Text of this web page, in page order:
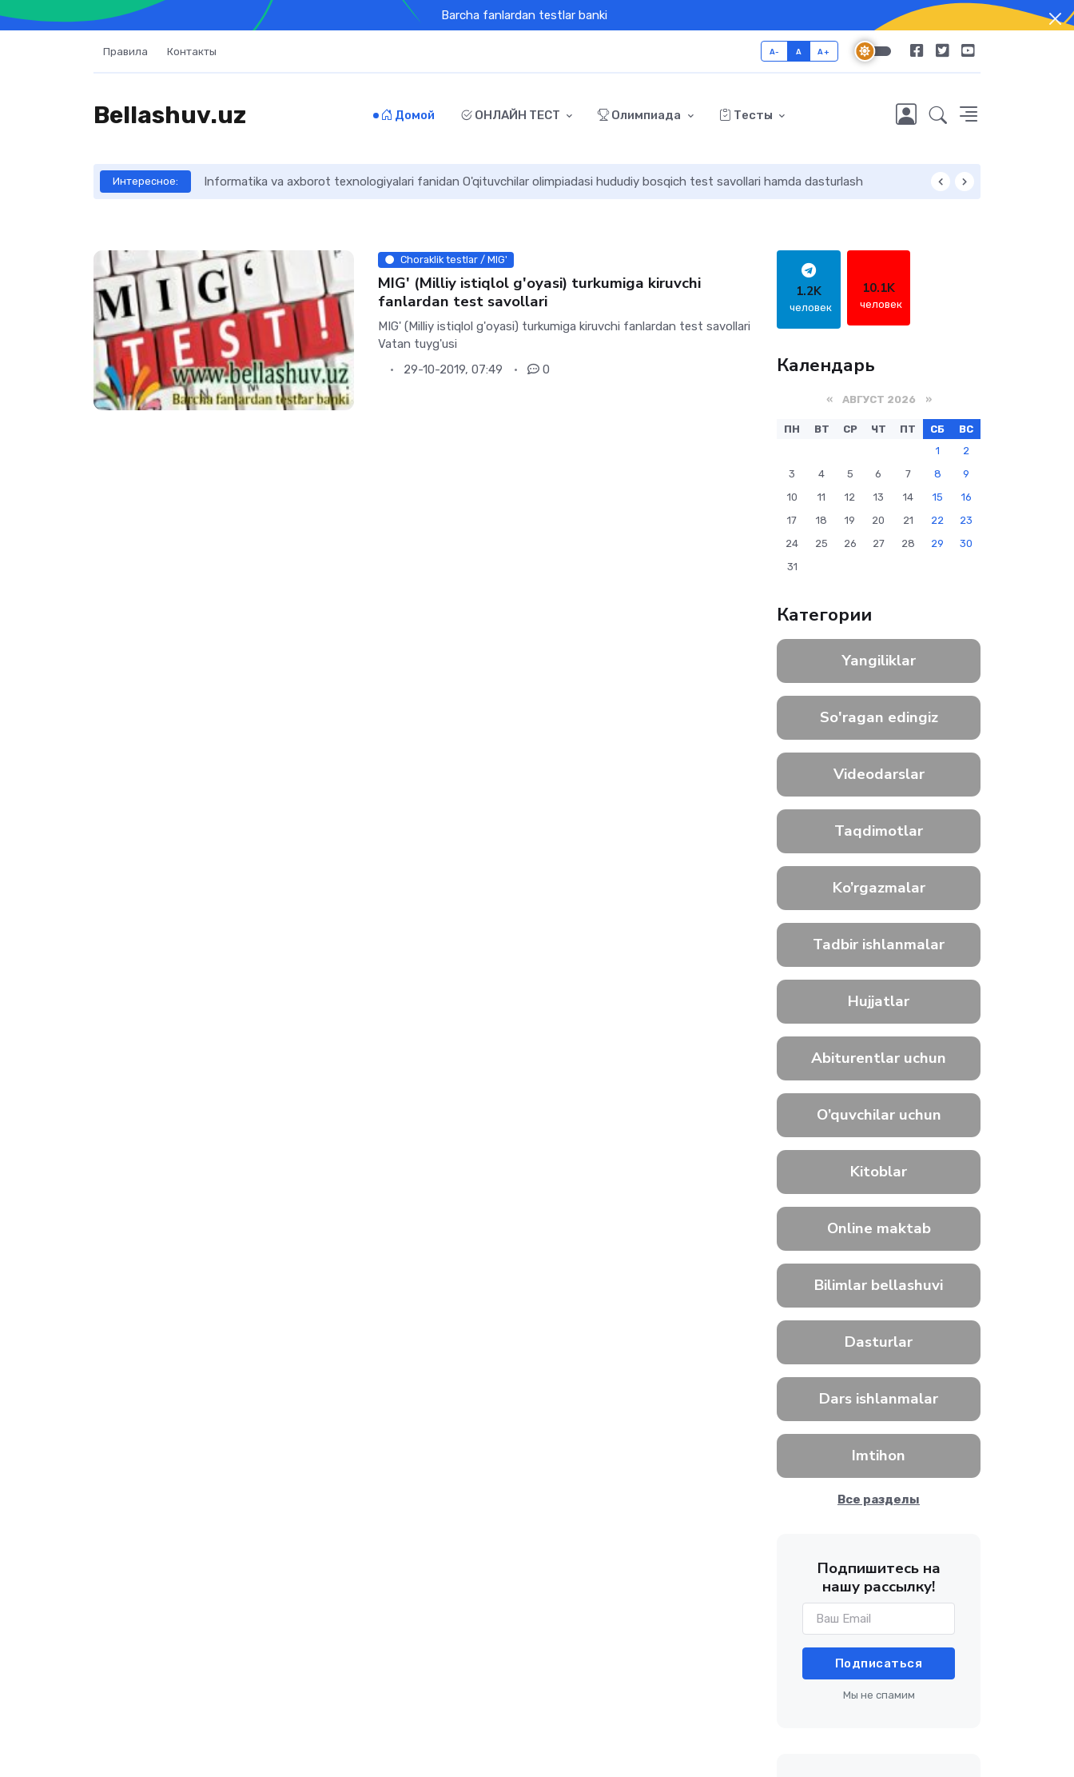
Barcha fanlardan testlar banki
Правила Контакты A- A A+
Bellashuv.uz Домой ОНЛАЙН ТЕСТ Олимпиада Тесты
Интересное: Informatika va axborot texnologiyalari fanidan O'qituvchilar olimpiadasi hududiy bosqich test savollari hamda dasturlash
Choraklik testlar / MIG'
MIG' (Milliy istiqlol g'oyasi) turkumiga kiruvchi
fanlardan test savollari
MIG' (Milliy istiqlol g'oyasi) turkumiga kiruvchi fanlardan test savollari
Vatan tuyg'usi
29-10-2019, 07:49
0
1.2K
человек
10.1K
человек
Календарь
«АВГУСТ 2026 »
ПН ВТ СР ЧТ ПТ СБ
ВС
1
2
3
4 5 6 7 8
9
10
11 12 13 14 15
16
17
18 19 20 21 22
23
24
25 26 27 28 29
30
31
Категории
Yangiliklar
So'ragan edingiz
Videodarslar
Taqdimotlar
Ko’rgazmalar
Tadbir ishlanmalar
Hujjatlar
Abiturentlar uchun
O’quvchilar uchun
Kitoblar
Online maktab
Bilimlar bellashuvi
Dasturlar
Dars ishlanmalar
Imtihon
Все разделы
Подпишитесь на
нашу рассылку!
Подписаться
Мы не спамим